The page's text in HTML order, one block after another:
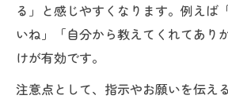
る」と感じやすくなります。例えば
いね」「自分から教えてくれてあり
けが有効です。
注意点として、指示やお願いを伝え